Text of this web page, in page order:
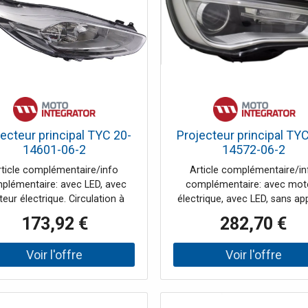
principal TYC 20-
14601-06-2
complémentaire/info
avec LED, avec
électrique. Circulation à
Couleur du carter: chrome.
d'assemblage: droite.
TYC. Fonction feux: avec
173,92 €
Projecteur principal
14572-06-2
Article complémentaire/
complémentaire: avec
électrique, avec LED, sans
gauche ou à droite: pour
à droite. Couleur du carter:
Côté d'assemblage:
282,70 €